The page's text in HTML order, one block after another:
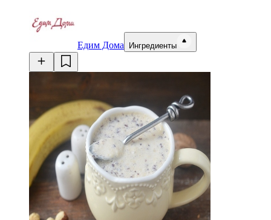
Едим Дома Ингредиенты